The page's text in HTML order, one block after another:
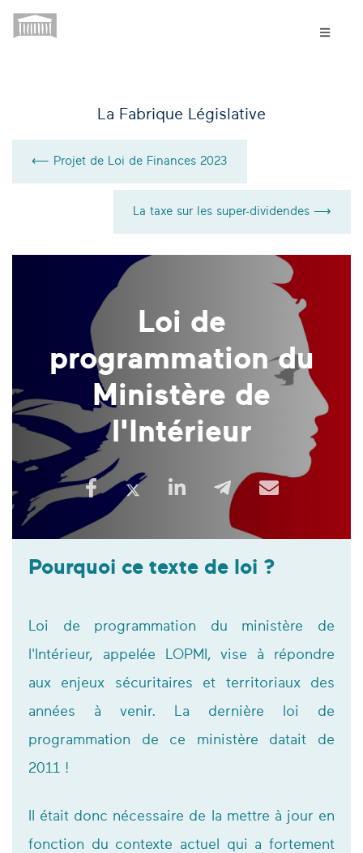
La Fabrique Législative
⟵ Projet de Loi de Finances 2023
La taxe sur les super-dividendes ⟶
Loi de
programmation du
Ministère de
l'Intérieur
Pourquoi ce texte de loi ?
Loi de programmation du ministère de
l'Intérieur, appelée LOPMI, vise à répondre
aux enjeux sécuritaires et territoriaux des
années à venir. La dernière loi de
programmation de ce ministère datait de
2011 !
Il était donc nécessaire de la mettre à jour en
fonction du contexte actuel qui a fortement